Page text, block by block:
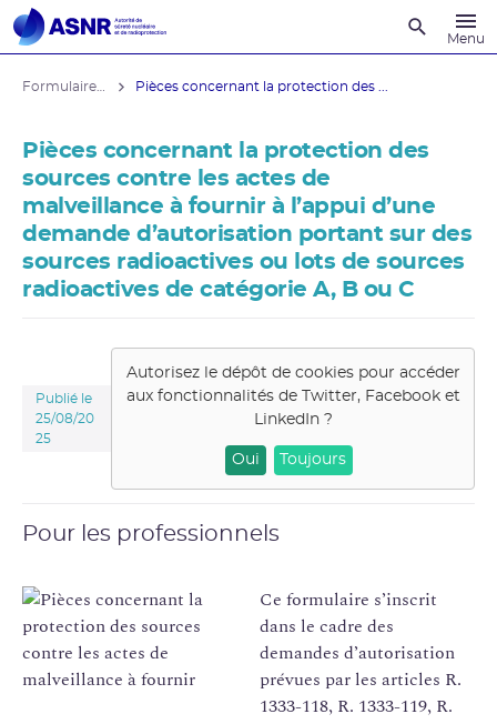
Menu
Pièces concernant la protection des ...
Pièces concernant la protection des
sources contre les actes de
malveillance à fournir à l’appui d’une
demande d’autorisation portant sur des
sources radioactives ou lots de sources
radioactives de catégorie A, B ou C
Publié le
25/08/20
25
Autorisez le dépôt de cookies pour accéder
aux fonctionnalités de Twitter, Facebook et
LinkedIn?
Oui Toujours
Pour les professionnels
Ce formulaire s’inscrit
dans le cadre des
demandes d’autorisation
prévues par les articles R.
1333-118, R. 1333-119, R.